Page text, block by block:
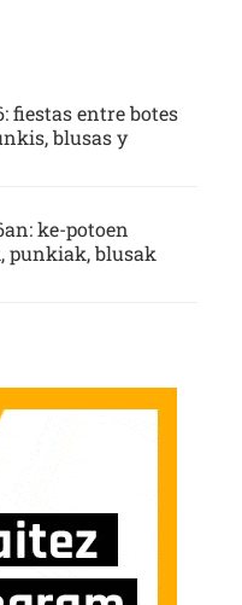
fiestas entre botes
blusas y
ke-potoen
punkiak, blusak